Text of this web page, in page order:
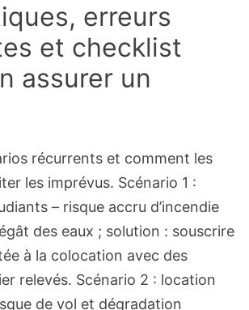
erreurs
et checklist
assurer un
récurrents et comment les
les imprévus. Scénario 1 :
– risque accru d’incendie
des eaux ; solution : souscrire
à la colocation avec des
relevés. Scénario 2 : location
de vol et dégradation